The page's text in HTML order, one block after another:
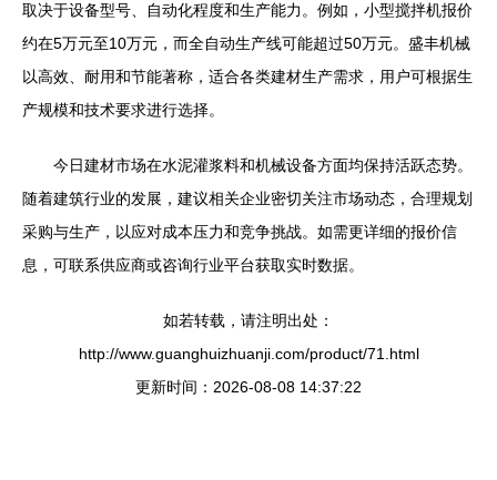
取决于设备型号、自动化程度和生产能力。例如，小型搅拌机报价
约在5万元至10万元，而全自动生产线可能超过50万元。盛丰机械
以高效、耐用和节能著称，适合各类建材生产需求，用户可根据生
产规模和技术要求进行选择。
今日建材市场在水泥灌浆料和机械设备方面均保持活跃态势。
随着建筑行业的发展，建议相关企业密切关注市场动态，合理规划
采购与生产，以应对成本压力和竞争挑战。如需更详细的报价信
息，可联系供应商或咨询行业平台获取实时数据。
如若转载，请注明出处：
http://www.guanghuizhuanji.com/product/71.html
更新时间：2026-08-08 14:37:22